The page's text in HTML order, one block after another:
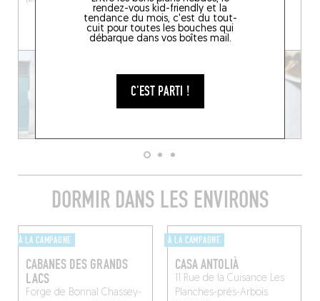
rendez-vous kid-friendly et la
tendance du mois, c'est du tout-
cuit pour toutes les bouches qui
débarque dans vos boîtes mail.
C'EST PARTI !
DORMIR DANS LES ENVIRONS
À LA CAMPAGNE
CABANES DES GRANDS
LACS
Forge de Bonnal Chassey-
À LA CAMPAGNE
CASA ANTOLIÀ
11 Rue de la Cuisance Les
Planches-prés-Arbois